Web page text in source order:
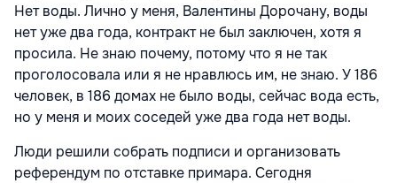
Нет воды. Лично у меня, Валентины Дорочану, воды
нет уже два года, контракт не был заключен, хотя я
просила. Не знаю почему, потому что я не так
проголосовала или я не нравлюсь им, не знаю. У 186
человек, в 186 домах не было воды, сейчас вода есть,
но у меня и моих соседей уже два года нет воды.
Люди решили собрать подписи и организовать
референдум по отставке примара. Сегодня